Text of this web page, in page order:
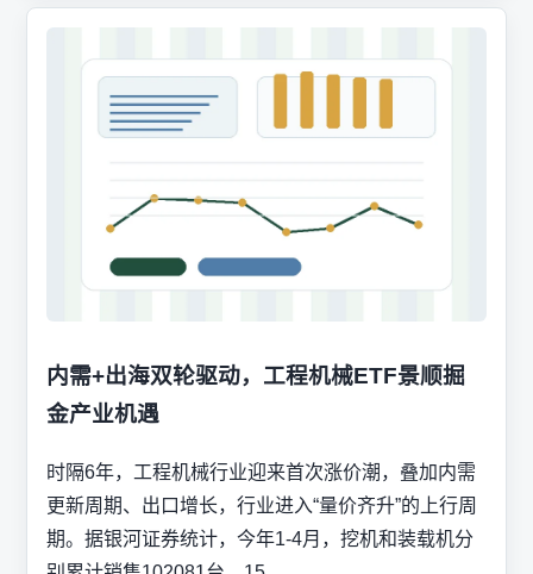
内需+出海双轮驱动，工程机械ETF景顺掘
金产业机遇
时隔6年，工程机械行业迎来首次涨价潮，叠加内需
更新周期、出口增长，行业进入“量价齐升”的上行周
期。据银河证券统计，今年1-4月，挖机和装载机分